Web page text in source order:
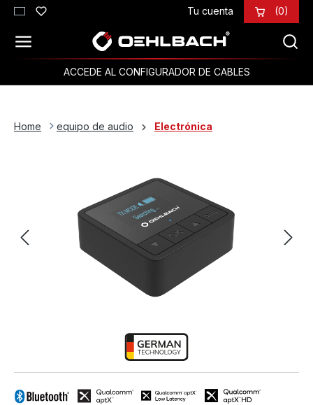
Saltar al contenido principal Tu cuenta (0)
ACCEDE AL CONFIGURADOR DE CABLES
Home equipo de audio Electrónica